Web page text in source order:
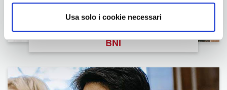
Usa solo i cookie necessari
BNI